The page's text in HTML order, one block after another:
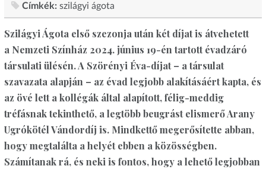
Címkék: szilágyi ágota
Szilágyi Ágota első szezonja után két díjat is átvehetett
a Nemzeti Színház 2024. június 19-én tartott évadzáró
társulati ülésén. A Szörényi Éva-díjat – a társulat
szavazata alapján – az évad legjobb alakításáért kapta, és
az övé lett a kollégák által alapított, félig-meddig
tréfásnak tekinthető, a legtöbb beugrást elismerő Arany
Ugrókötél Vándordíj is. Mindkettő megerősítette abban,
hogy megtalálta a helyét ebben a közösségben.
Számítanak rá, és neki is fontos, hogy a lehető legjobban